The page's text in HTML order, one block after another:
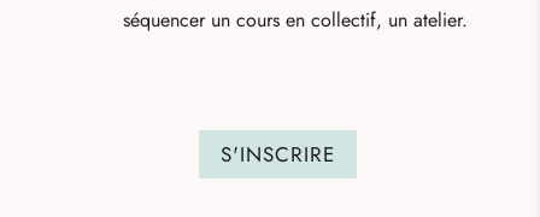
séquencer un cours en collectif, un atelier.
S'INSCRIRE